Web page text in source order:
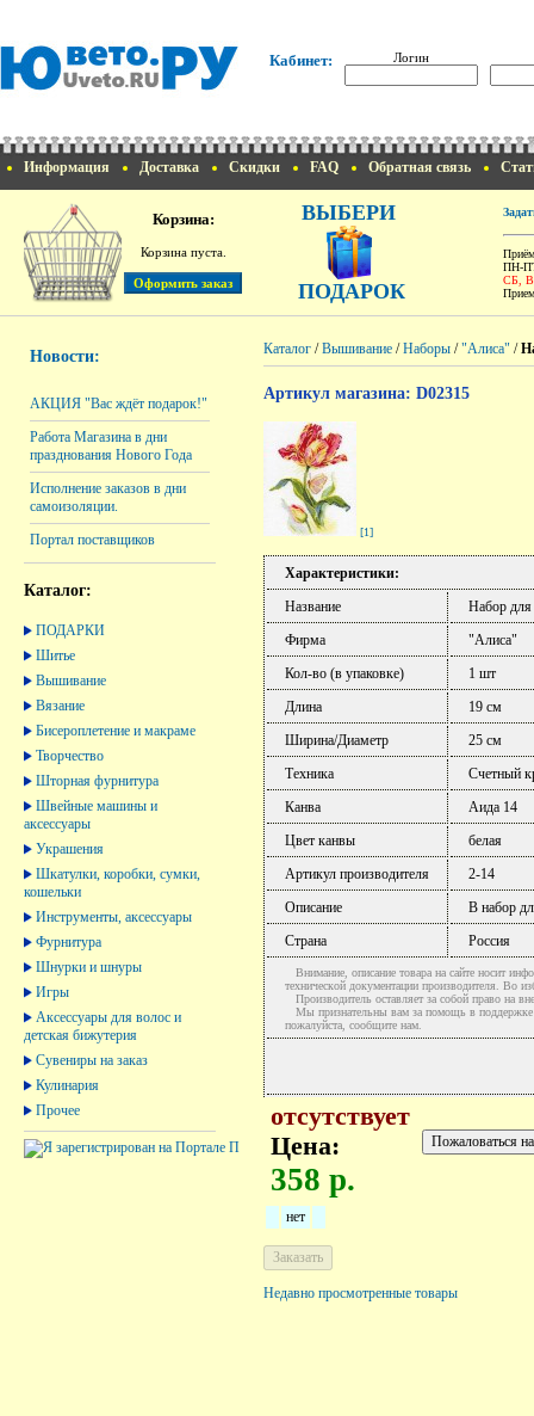
Кабинет: Логин
Информация Доставка Скидки FAQ Обратная связь
Корзина:
Корзина пуста.
ВЫБЕРИ
ПОДАРОК
ПН-
СБ,
Новости:
АКЦИЯ "Вас ждёт подарок!"
Работа Магазина в дни
празднования Нового Года
Исполнение заказов в дни
самоизоляции.
Портал поставщиков
Каталог:
ПОДАРКИ
Шитье
Вышивание
Вязание
Бисероплетение и макраме
Творчество
Шторная фурнитура
Швейные машины и
аксессуары
Украшения
Шкатулки, коробки, сумки,
кошельки
Инструменты, аксессуары
Фурнитура
Шнурки и шнуры
Игры
Аксессуары для волос и
детская бижутерия
Сувениры на заказ
Кулинария
Прочее
Каталог /Вышивание /Наборы /"Алиса" /
Артикул магазина: D02315
[1]
Характеристики:
Название
Набор
Фирма
"Алиса"
Кол-во (в упаковке)
1 шт
Длина
19 см
Ширина/Диаметр
25 см
Техника
Счетный
Канва
Аида 14
Цвет канвы
белая
Артикул производителя
2-14
Описание
В набор
Страна
Россия
Внимание, описание товара на сайте носит
технической документации производителя. Во
Производитель оставляет за собой право на
Мы признательны вам за помощь в поддержке
пожалуйста, сообщите нам.
отсутствует
Цена:
358 р.
нет
Недавно просмотренные товары